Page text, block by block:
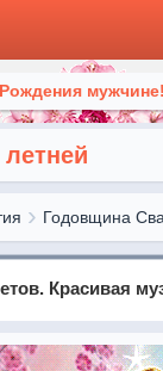
мужчине!
Годовщина
Красивая